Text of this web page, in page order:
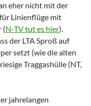
eher nicht mit der
Linienflüge mit
(N-TV tut es hier).
der LTA Sproß auf
setzt (wie die alten
Traggashülle (NT,
jahrelangen